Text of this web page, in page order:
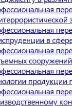
в
сооружений
продукции